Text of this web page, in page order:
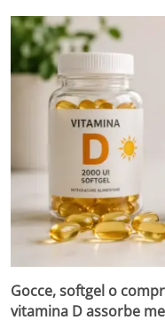
Gocce, softgel o
vitamina D assorbe